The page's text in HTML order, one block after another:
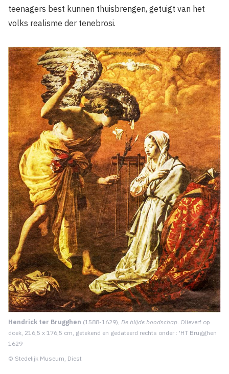
Hendrick ter Brugghen (1588-1629), De blijde boodschap . Olieverf op
doek, 216,5 x 176,5 cm, getekend en gedateerd rechts onder : 'HT Brugghen
1629
© Stedelijk Museum, Diest
teenagers best kunnen thuisbrengen, getuigt van het
volks realisme der tenebrosi.